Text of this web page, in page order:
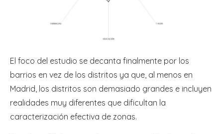
El foco del estudio se decanta finalmente por los
barrios en vez de los distritos ya que, al menos en
Madrid, los distritos son demasiado grandes e incluyen
realidades muy diferentes que dificultan la
caracterización efectiva de zonas.